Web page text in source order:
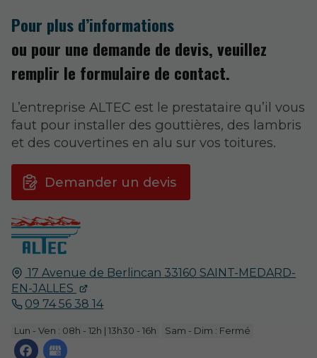
17 Avenue de Berlincan 33160 SAINT-MEDARD-
EN-JALLES
09 74 56 38 14
Lun - Ven : 08h - 12h | 13h30 - 16h Sam - Dim : Fermé
Pour plus d’informations
ou pour une demande de devis, veuillez
remplir le formulaire de contact.
L’entreprise ALTEC est le prestataire qu’il vous
faut pour installer des gouttières, des lambris
et des couvertines en alu sur vos toitures.
Demander un devis